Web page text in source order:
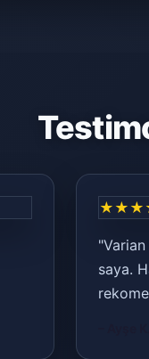
saya.